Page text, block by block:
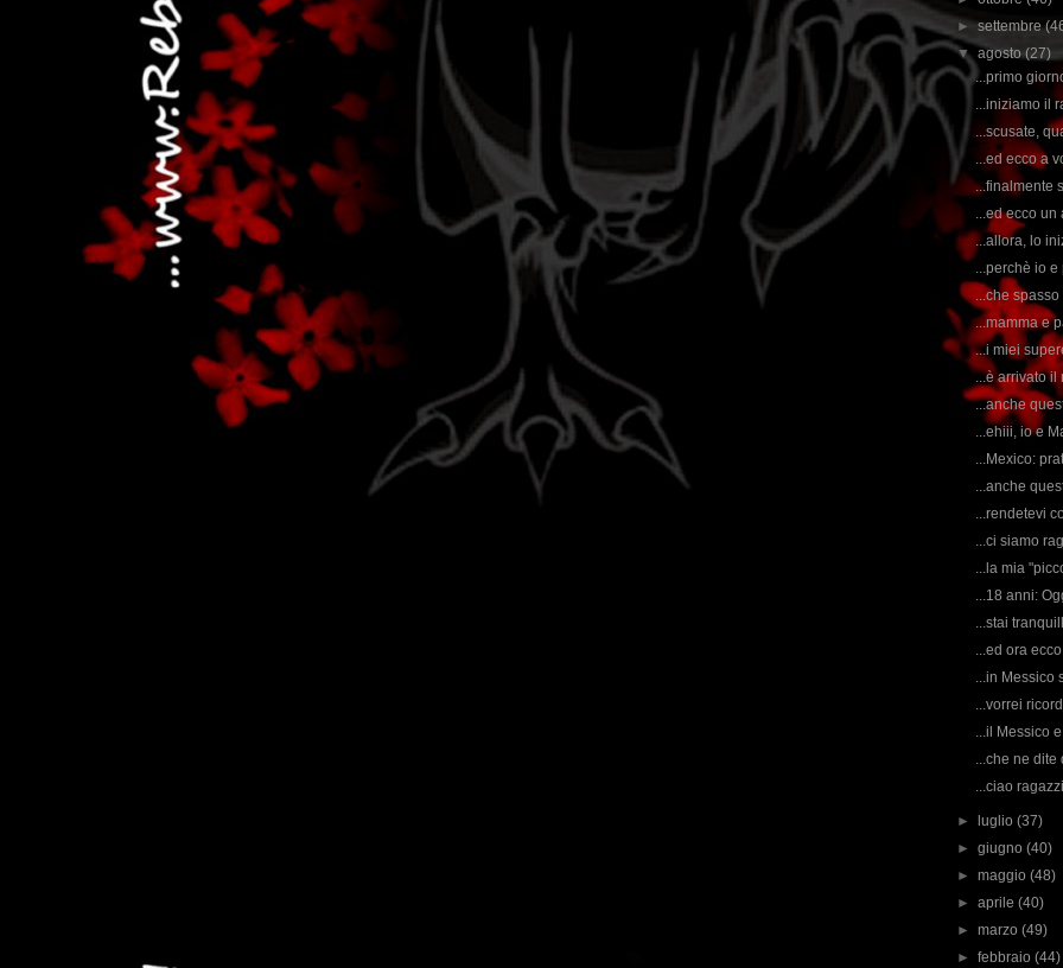
►settembre
▼agosto(27)
...primo
...iniziamo il
...scusate,
...ed ecco a
...finalmente
...ed ecco un
...allora, lo
...perchè io
...che
...mamma e
...i miei
...è arrivato il
...anche
...ehiii, io e
...Mexico:
...anche
...rendetevi
...ci siamo
...la mia
...18 anni:
...stai
...ed ora
...in Messico
...vorrei
...il Messico
...che ne
...ciao
► luglio(37)
►giugno(40)
►maggio(48)
►aprile(40)
►marzo(49)
►febbraio(44)